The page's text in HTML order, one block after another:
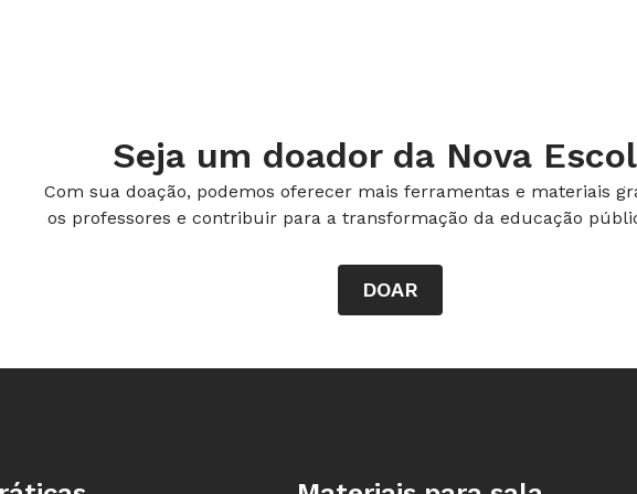
os detalhes do processo de seleção.
de pesquisa com base nas leituras realizadas.
resultados e se preparar para o início das aulas.
Seja um doador da Nova
Com sua doação, podemos oferecer mais ferramentas e materiais
os professores e contribuir para a transformação da educação
DOAR